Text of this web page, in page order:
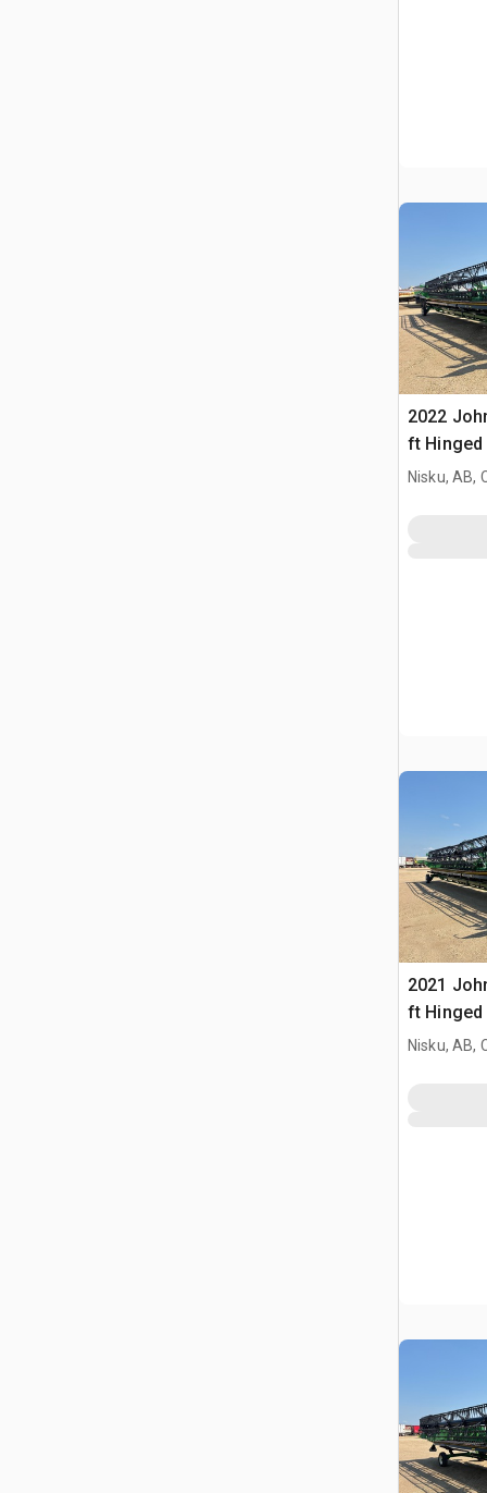
2022
ft Hinged
Nisku, AB,
2021
ft Hinged
Nisku, AB,